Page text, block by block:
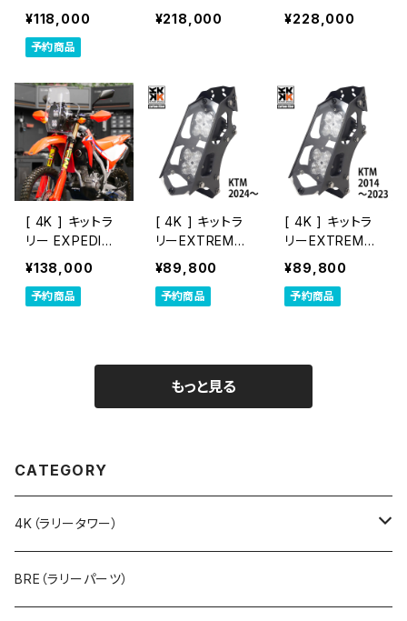
450RALLY
¥118,000
予約商品
AYAN Hella M
60 ヘッドライト
¥218,000
e700 Hella M
60ヘッドライト
¥228,000
[ 4K ] キットラ
リー EXPEDITI
ON CRF250L
（要加工）
¥138,000
予約商品
[ 4K ] キットラ
リーEXTREME
[ KTM・Husq・
GASGAS EDマ
シン 2024～ ]
¥89,800
予約商品
[ 4K ] キットラ
リーEXTREME
[ KTM・Husq・
GASGAS EDマ
シン ～2023 ]
¥89,800
予約商品
もっと見る
CATEGORY
4K（ラリータワー）
ラリーキット（ステムマウント）
BRE（ラリーパーツ）